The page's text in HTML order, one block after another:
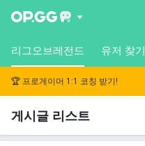
리그오브레전드 유저 찾기
🏆 프로게이머 1:1 코칭 받기!
게시글 리스트